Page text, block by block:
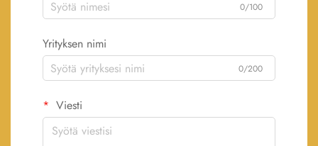
0/100
Yrityksen nimi
0/200
Viesti